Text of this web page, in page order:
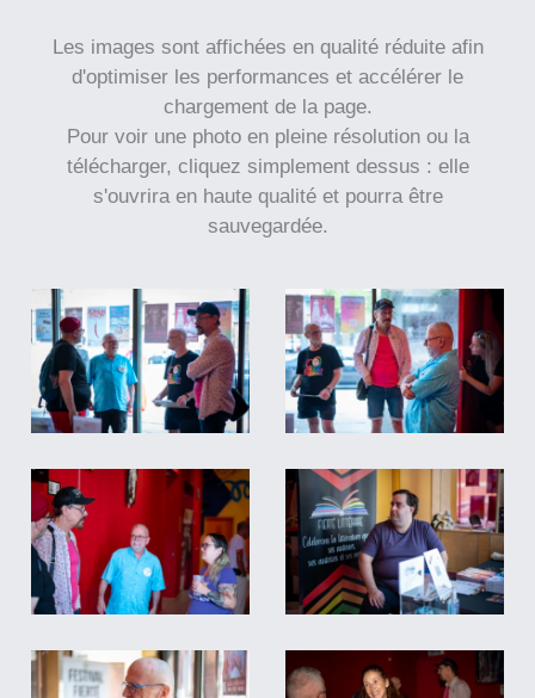
Les images sont affichées en qualité réduite afin
d'optimiser les performances et accélérer le
chargement de la page.
Pour voir une photo en pleine résolution ou la
télécharger, cliquez simplement dessus : elle
s'ouvrira en haute qualité et pourra être
sauvegardée.